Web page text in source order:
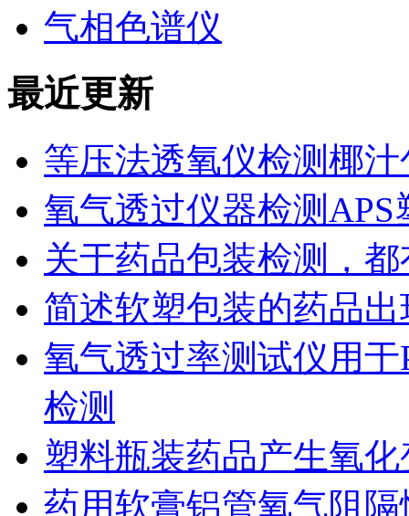
气相色谱仪
最近更新
等压法透氧仪检测椰
氧气透过仪器检测
关于药品包装检测，
简述软塑包装的药品
氧气透过率测试仪用
检测
塑料瓶装药品产生氧
药用软膏铝管氧气阻